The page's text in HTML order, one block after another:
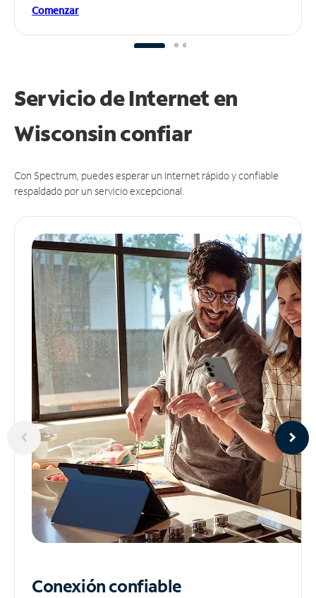
Comenzar
Servicio de Internet en
Wisconsinconfiar
Con Spectrum, puedes esperar un Internet rápido y confiable
respaldado por un servicio excepcional.
Conexión confiable